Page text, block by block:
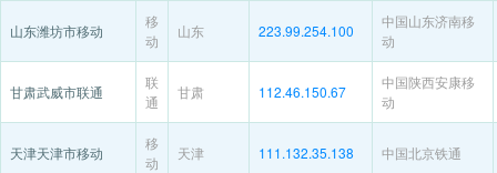
山东潍坊市移动
移
动
山东 223.99.254.100
中国山东济南移
动
甘肃武威市联通
联
通
甘肃 112.46.150.67
中国陕西安康移
动
天津天津市移动
移
动
天津 111.132.35.138 中国北京铁通